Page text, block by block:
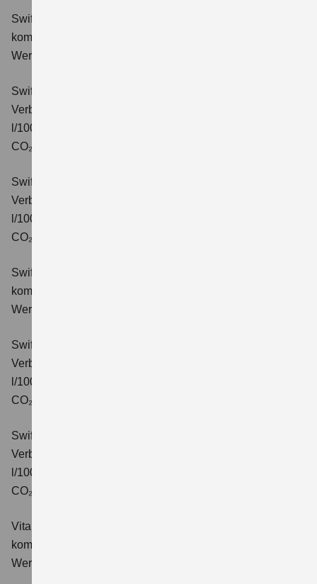
Swift 1.2 DUALJET HYBRID Comfort
kombinierter Energieverbrauch 4,4 l/100km; kombinierter
Wert der CO₂-Emission: 99 g/km; CO₂-Klasse: C.
Swift 1.2 DUALJET HYBRID CVT Comfort
Verbrauchswerte: kombinierter Energieverbrauch 4,7
l/100km; kombinierter Wert der CO₂-Emission: 106 g/km;
CO₂-Klasse: C.
Swift 1.2 DUALJET HYBRID ALLGRIP Comfort
Verbrauchswerte: kombinierter Energieverbrauch 4,9
l/100km; kombinierter Wert der CO₂-Emission: 110 g/km;
CO₂-Klasse: C.
Swift 1.2 DUALJET HYBRID Comfort+
kombinierter Energieverbrauch 4,4 l/100km; kombinierter
Wert der CO₂-Emission: 99 g/km; CO₂-Klasse: C.
Swift 1.2 DUALJET HYBRID CVT Comfort+
Verbrauchswerte: kombinierter Energieverbrauch 4,7
l/100km; kombinierter Wert der CO₂-Emission: 106 g/km;
CO₂-Klasse: C.
Swift 1.2 DUALJET HYBRID ALLGRIP Comfort+
Verbrauchswerte: kombinierter Energieverbrauch 4,9
l/100km; kombinierter Wert der CO₂-Emission: 110 g/km;
CO₂-Klasse: C.
Vitara 1.4 BOOSTERJET HYBRID Club
kombinierter Energieverbrauch 5,3 l/100km; kombinierter
Wert der CO₂-Emission: 119 g/km; CO₂-Klasse: D